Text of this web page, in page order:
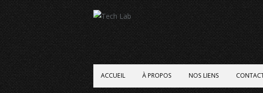
ACCUEIL À PROPOS NOS LIENS